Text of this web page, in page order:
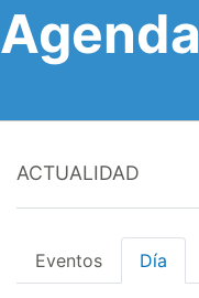
Agenda
ACTUALIDAD
Eventos Día